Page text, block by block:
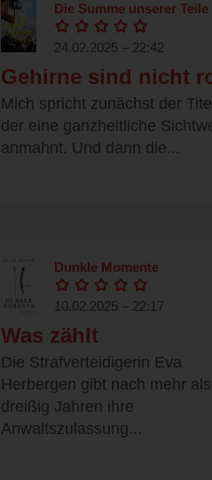
Die Summe unserer Teile
24.02.2025 – 22:42
Gehirne sind nicht
Mich spricht zunächst der
der eine ganzheitliche
anmahnt. Und dann die...
Dunkle Momente
10.02.2025 – 22:17
Was zählt
Die Strafverteidigerin Eva
Herbergen gibt nach mehr als
dreißig Jahren ihre
Anwaltszulassung...